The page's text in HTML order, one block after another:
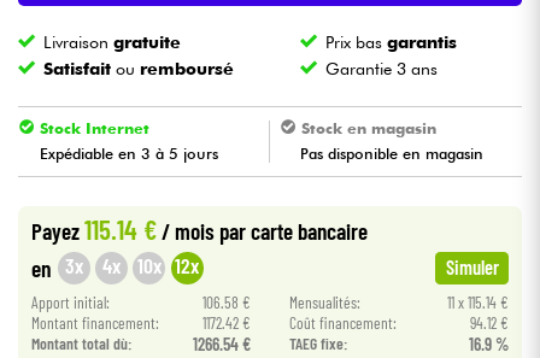
Violons & Quatuor
Eveil Musical
Câbles & Access.
HiFi
Livraisongratuite Prix basgarantis
Satisfait ou remboursé Garantie 3 ans
Stock Internet
Expédiable en 3 à 5 jours
Stock en magasin
Pas disponible en magasin
Payez115.14 €/ mois par carte bancaire
en 3x 4x 10x 12x Simuler
Apport initial: 106.58 € Mensualités:
11 x 115.14 €
Montant financement:
1172.42 € Coût financement:
94.12 €
Montant total dù:
1266.54 € TAEG fixe: 16.9 %